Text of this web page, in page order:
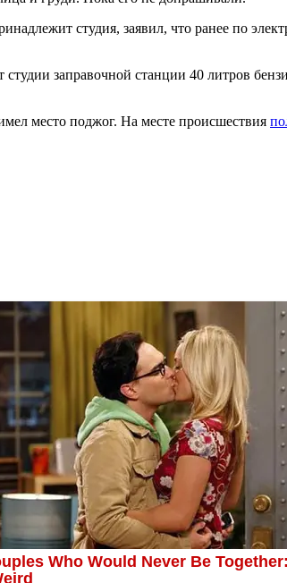
студия, заявил, что ранее по
заправочной станции 40 литров
место поджог. На месте происшествия